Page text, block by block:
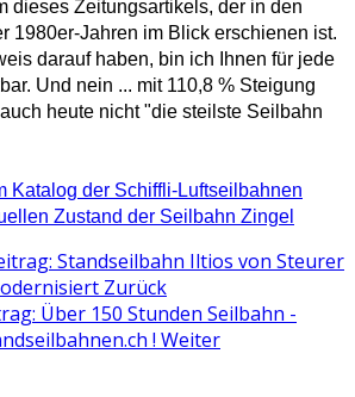
dieses Zeitungsartikels, der in den
1980er-Jahren im Blick erschienen ist.
darauf haben, bin ich Ihnen für jede
Und nein ... mit 110,8 % Steigung
heute nicht "die steilste Seilbahn
Katalog der Schiffli-Luftseilbahnen
Zustand der Seilbahn Zingel
Standseilbahn Iltios von Steurer
Zurück
Über 150 Stunden Seilbahn -
! Weiter